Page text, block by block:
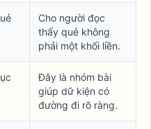
Cho người đọc
thấy quẻ không
phải một khối liền.
Đây là nhóm bài
giúp dữ kiện có
đường đi rõ ràng.